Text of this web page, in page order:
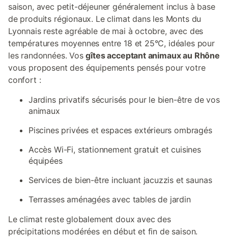
saison, avec petit-déjeuner généralement inclus à base
de produits régionaux. Le climat dans les Monts du
Lyonnais reste agréable de mai à octobre, avec des
températures moyennes entre 18 et 25°C, idéales pour
les randonnées. Vosgîtes acceptant animaux au Rhône
vous proposent des équipements pensés pour votre
confort :
Jardins privatifs sécurisés pour le bien-être de vos
animaux
Piscines privées et espaces extérieurs ombragés
Accès Wi-Fi, stationnement gratuit et cuisines
équipées
Services de bien-être incluant jacuzzis et saunas
Terrasses aménagées avec tables de jardin
Le climat reste globalement doux avec des
précipitations modérées en début et fin de saison.